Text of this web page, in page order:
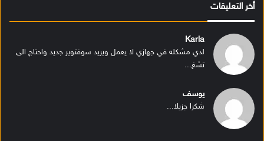
أخر التعليقات
Karla
لدي مشكله في جهازي لا يعمل ويريد سوفتوير جديد واحتاج الى
تشغ...
يوسف
شكرا جزيلا...